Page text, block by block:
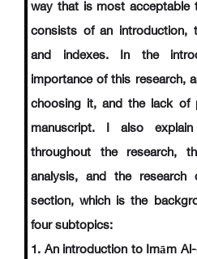
way that is most acceptable
consists of an introduction,
and indexes. In the
importance of this research,
choosing it, and the lack of
manuscript. I also
throughout the research,
analysis, and the
section, which is the
four subtopics:
1. An introduction to Imām